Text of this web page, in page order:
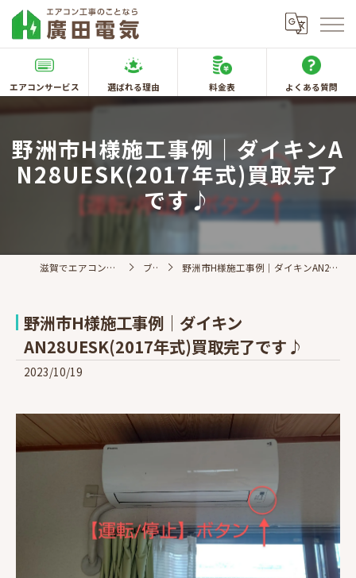
エアコンサービス 選ばれる理由 料金表 よくある質問
野洲市H様施工事例｜ダイキンA
N28UESK(2017年式)買取完了
です♪
滋賀でエアコン取付なら廣田電気 ブログ 野洲市H様施工事例｜ダイキンAN28UESK(2017年式)買取完了です♪
野洲市H様施工事例｜ダイキン
AN28UESK(2017年式)買取完了です♪
2023/10/19